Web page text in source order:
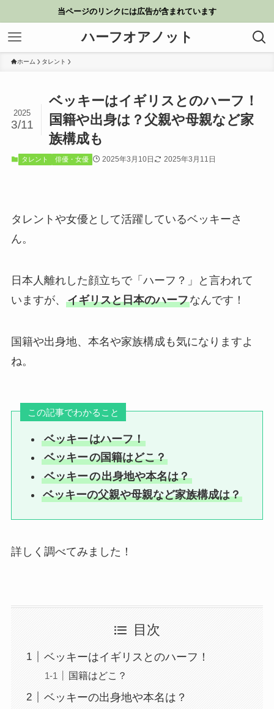
当ページのリンクには広告が含まれています
ハーフオアノット
ホーム タレント
ベッキーはイギリスとのハーフ！
国籍や出身は？父親や母親など家
族構成も
2025
3/11
タレント 俳優・女優 2025年3月10日 2025年3月11日
タレントや女優として活躍しているベッキーさ
ん。
日本人離れした顔立ちで「ハーフ？」と言われて
いますが、 イギリスと日本のハーフなんです！
国籍や出身地、本名や家族構成も気になりますよ
ね。
この記事でわかること
ベッキーはハーフ！
ベッキーの国籍はどこ？
ベッキーの出身地や本名は？
ベッキーの父親や母親など家族構成は？
詳しく調べてみました！
目次
ベッキーはイギリスとのハーフ！
国籍はどこ？
ベッキーの出身地や本名は？